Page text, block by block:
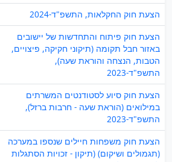
הצעת חוק החקלאות, התשפ"ד-2024
הצעת חוק פיתוח והתחדשות של יישובים
באזור חבל תקומה (תיקוני חקיקה, פיצויים,
הטבות, הנצחה והוראת שעה),
התשפ"ד-2023
הצעת חוק סיוע לסטודנטים המשרתים
במילואים (הוראת שעה - חרבות ברזל),
התשפ"ד-2023
הצעת חוק משפחות חיילים שנספו במערכה
(תגמולים ושיקום) (תיקון - זכויות הסתגלות